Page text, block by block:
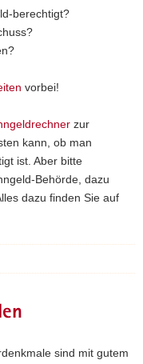
berechtigt?
vorbei!
zur
kann, ob man
ist. Aber bitte
Behörde, dazu
dazu finden Sie auf
sind mit gutem